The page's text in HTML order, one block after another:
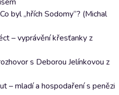
byl „hřích Sodomy“? (Michal
– vyprávění křesťanky z
s Deborou Jelínkovou z
– mladí a hospodaření s penězi